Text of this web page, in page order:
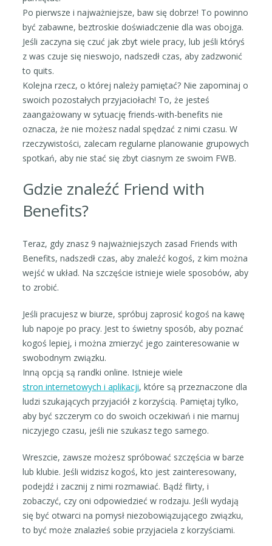
Po pierwsze i najważniejsze, baw się dobrze! To powinno
być zabawne, beztroskie doświadczenie dla was obojga.
Jeśli zaczyna się czuć jak zbyt wiele pracy, lub jeśli któryś
z was czuje się nieswojo, nadszedł czas, aby zadzwonić
to quits.
Kolejna rzecz, o której należy pamiętać? Nie zapominaj o
swoich pozostałych przyjaciołach! To, że jesteś
zaangażowany w sytuację friends-with-benefits nie
oznacza, że nie możesz nadal spędzać z nimi czasu. W
rzeczywistości, zalecam regularne planowanie grupowych
spotkań, aby nie stać się zbyt ciasnym ze swoim FWB.
Gdzie znaleźć Friend with
Benefits?
Teraz, gdy znasz 9 najważniejszych zasad Friends with
Benefits, nadszedł czas, aby znaleźć kogoś, z kim można
wejść w układ. Na szczęście istnieje wiele sposobów, aby
to zrobić.
Jeśli pracujesz w biurze, spróbuj zaprosić kogoś na kawę
lub napoje po pracy. Jest to świetny sposób, aby poznać
kogoś lepiej, i można zmierzyć jego zainteresowanie w
swobodnym związku.
Inną opcją są randki online. Istnieje wiele
stron internetowych i aplikacji, które są przeznaczone dla
ludzi szukających przyjaciół z korzyścią. Pamiętaj tylko,
aby być szczerym co do swoich oczekiwań i nie marnuj
niczyjego czasu, jeśli nie szukasz tego samego.
Wreszcie, zawsze możesz spróbować szczęścia w barze
lub klubie. Jeśli widzisz kogoś, kto jest zainteresowany,
podejdź i zacznij z nimi rozmawiać. Bądź flirty, i
zobaczyć, czy oni odpowiedzieć w rodzaju. Jeśli wydają
się być otwarci na pomysł niezobowiązującego związku,
to być może znalazłeś sobie przyjaciela z korzyściami.